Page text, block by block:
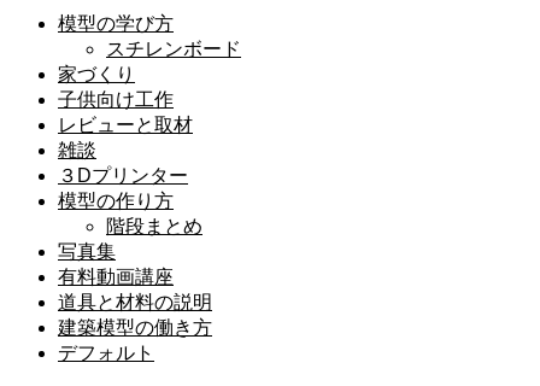
模型の学び方
スチレンボード
家づくり
子供向け工作
レビューと取材
雑談
３Dプリンター
模型の作り方
階段まとめ
写真集
有料動画講座
道具と材料の説明
建築模型の働き方
デフォルト